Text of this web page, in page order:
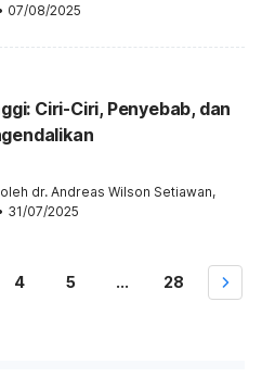
07/08/2025
Ciri-Ciri, Penyebab, dan
dr. Andreas Wilson Setiawan,
31/07/2025
4 5 ... 28